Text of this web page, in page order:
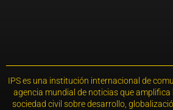
IPS es una institución internacional de
agencia mundial de noticias que amplifica
sociedad civil sobre desarrollo,